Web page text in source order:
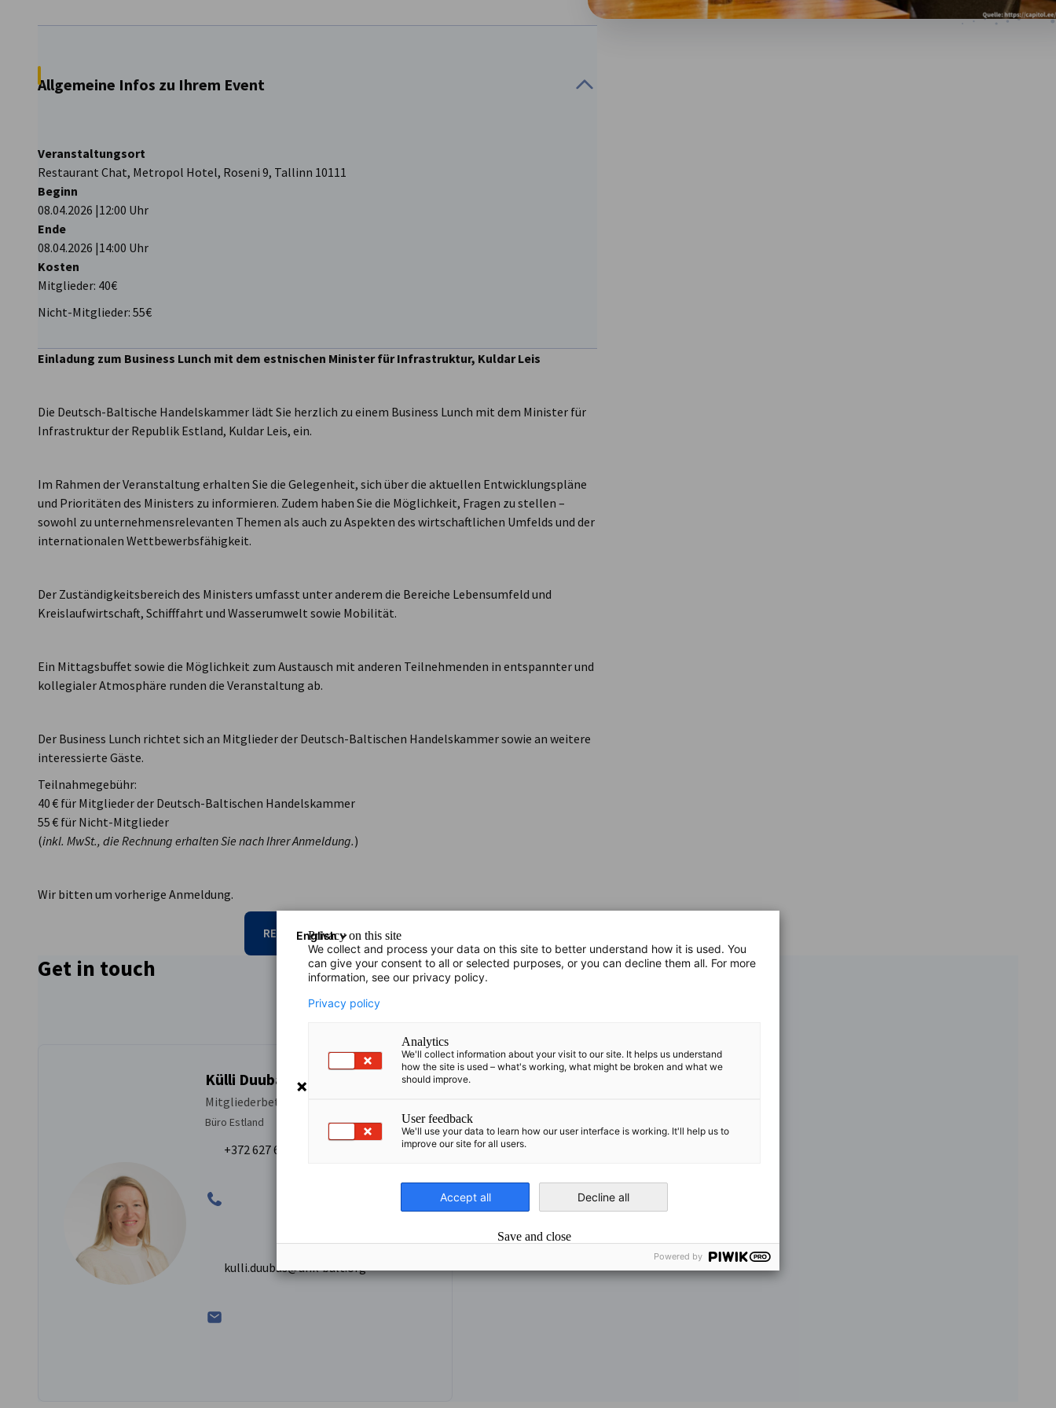
Allgemeine Infos zu Ihrem Event
Veranstaltungsort
Restaurant Chat, Metropol Hotel, Roseni 9, Tallinn 10111
Beginn
08.04.2026 |12:00 Uhr
Ende
08.04.2026 |14:00 Uhr
Kosten
Mitglieder: 40€
Nicht-Mitglieder: 55€
Einladung zum Business Lunch mit dem estnischen Minister für Infrastruktur, Kuldar Leis
Die Deutsch-Baltische Handelskammer lädt Sie herzlich zu einem Business Lunch mit dem Minister für
Infrastruktur der Republik Estland, Kuldar Leis, ein.
Im Rahmen der Veranstaltung erhalten Sie die Gelegenheit, sich über die aktuellen Entwicklungspläne
und Prioritäten des Ministers zu informieren. Zudem haben Sie die Möglichkeit, Fragen zu stellen –
sowohl zu unternehmensrelevanten Themen als auch zu Aspekten des wirtschaftlichen Umfelds und der
internationalen Wettbewerbsfähigkeit.
Der Zuständigkeitsbereich des Ministers umfasst unter anderem die Bereiche Lebensumfeld und
Kreislaufwirtschaft, Schifffahrt und Wasserumwelt sowie Mobilität.
Ein Mittagsbuffet sowie die Möglichkeit zum Austausch mit anderen Teilnehmenden in entspannter und
kollegialer Atmosphäre runden die Veranstaltung ab.
Der Business Lunch richtet sich an Mitglieder der Deutsch-Baltischen Handelskammer sowie an weitere
interessierte Gäste.
Teilnahmegebühr:
40 € für Mitglieder der Deutsch-Baltischen Handelskammer
55 € für Nicht-Mitglieder
(inkl. MwSt., die Rechnung erhalten Sie nach Ihrer Anmeldung.)
Wir bitten um vorherige Anmeldung.
REGISTRIERUNG
Get in touch
Külli Duubas
Mitgliederbetreuung
Büro Estland
+372 627 6959
kulli.duubas@ahk-balt.org
English
Privacy on this site
We collect and process your data on this site to better understand how it is used. You
can give your consent to all or selected purposes, or you can decline them all. For more
information, see our privacy policy.
Privacy policy
Analytics
We'll collect information about your visit to our site. It helps us understand
how the site is used – what's working, what might be broken and what we
should improve.
User feedback
We'll use your data to learn how our user interface is working. It'll help us to
improve our site for all users.
Accept all Decline all
Save and close
Powered by